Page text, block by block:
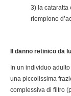
3) la cataratta
riempiono
Il danno retinico da
In un individuo
una piccolissima
complessiva di filtro